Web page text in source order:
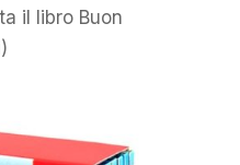
il libro Buon